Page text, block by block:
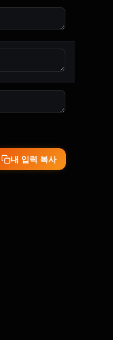
내 입력 복사